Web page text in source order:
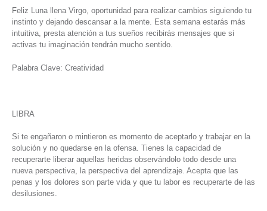
Feliz Luna llena Virgo, oportunidad para realizar cambios siguiendo tu
instinto y dejando descansar a la mente. Esta semana estarás más
intuitiva, presta atención a tus sueños recibirás mensajes que si
activas tu imaginación tendrán mucho sentido.
Palabra Clave: Creatividad
LIBRA
Si te engañaron o mintieron es momento de aceptarlo y trabajar en la
solución y no quedarse en la ofensa. Tienes la capacidad de
recuperarte liberar aquellas heridas observándolo todo desde una
nueva perspectiva, la perspectiva del aprendizaje. Acepta que las
penas y los dolores son parte vida y que tu labor es recuperarte de las
desilusiones.